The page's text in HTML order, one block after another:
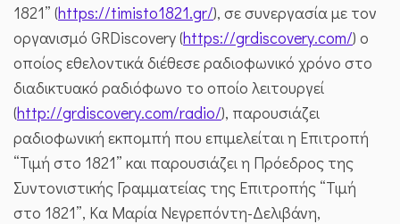
1821” (https://timisto1821.gr/), σε συνεργασία με τον
οργανισμό GRDiscovery (https://grdiscovery.com/) ο
οποίος εθελοντικά διέθεσε ραδιοφωνικό χρόνο στο
διαδικτυακό ραδιόφωνο το οποίο λειτουργεί
(http://grdiscovery.com/radio/), παρουσιάζει
ραδιοφωνική εκπομπή που επιμελείται η Επιτροπή
“Τιμή στο 1821” και παρουσιάζει η Πρόεδρος της
Συντονιστικής Γραμματείας της Επιτροπής “Τιμή
στο 1821”, Κα Μαρία Νεγρεπόντη-Δελιβάνη,